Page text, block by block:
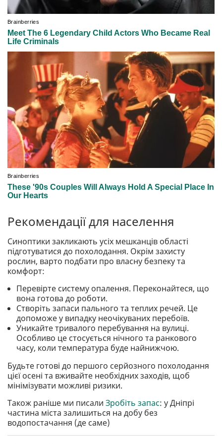
Рекомендації для населення
Синоптики закликають усіх мешканців області
підготуватися до похолодання. Окрім захисту
рослин, варто подбати про власну безпеку та
комфорт:
Перевірте систему опалення. Переконайтеся, що
вона готова до роботи.
Створіть запаси пального та теплих речей. Це
допоможе у випадку неочікуваних перебоїв.
Уникайте тривалого перебування на вулиці.
Особливо це стосується нічного та ранкового
часу, коли температура буде найнижчою.
Будьте готові до першого серйозного похолодання
цієї осені та вживайте необхідних заходів, щоб
мінімізувати можливі ризики.
Також раніше ми писали Зробіть запас: у Дніпрі
частина міста залишиться на добу без
водопостачання (де саме)